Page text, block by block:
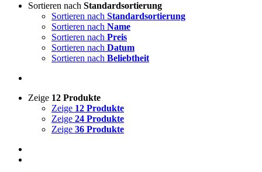
Sortieren nach Standardsortierung
Sortieren nach Standardsortierung
Sortieren nach Name
Sortieren nach Preis
Sortieren nach Datum
Sortieren nach Beliebtheit
Zeige 12 Produkte
Zeige 12 Produkte
Zeige 24 Produkte
Zeige 36 Produkte